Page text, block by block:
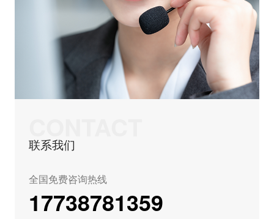
联系我们
全国免费咨询热线
17738781359